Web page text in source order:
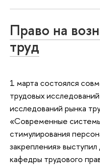
Право на
труд
1 марта состоялся
трудовых
исследований рынка
«Современные
стимулирования
закрепления»
кафедры трудового